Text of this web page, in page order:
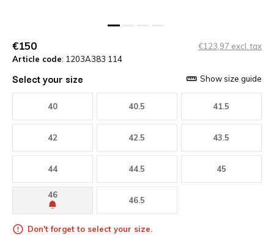
€150
€123,97 excl. tax
Article code: 1203A383 114
Select your size Show size guide
40 40.5 41.5
42 42.5 43.5
44 44.5 45
46
46.5
Don't forget to select your size.